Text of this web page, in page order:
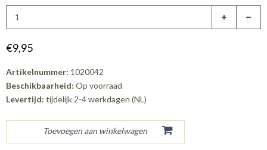
€9,95
Artikelnummer: 1020042
Beschikbaarheid: Op voorraad
Levertijd: tijdelijk 2-4 werkdagen (NL)